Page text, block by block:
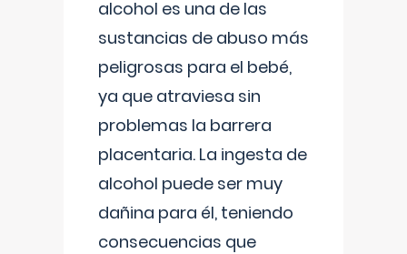
alcohol es una de las
sustancias de abuso más
peligrosas para el bebé,
ya que atraviesa sin
problemas la barrera
placentaria. La ingesta de
alcohol puede ser muy
dañina para él, teniendo
consecuencias que